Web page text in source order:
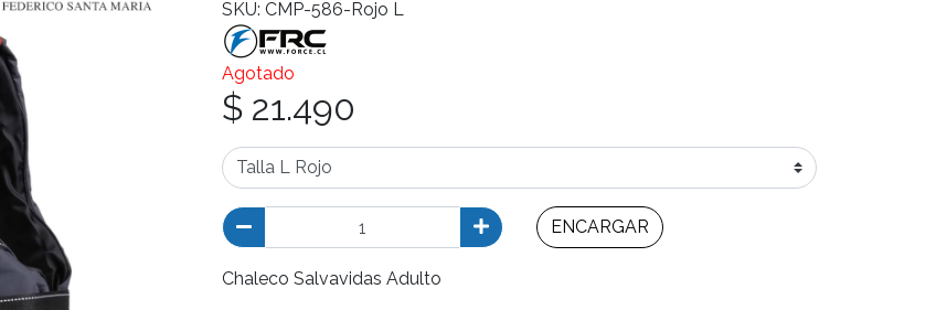
SKU: CMP-586-Rojo L
Agotado
$ 21.490
ENCARGAR
Chaleco Salvavidas Adulto